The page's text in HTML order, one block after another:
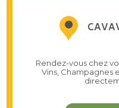
Rendez-vous chez
Vins, Champagnes